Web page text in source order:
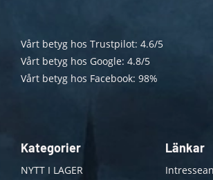
Vårt betyg hos Trustpilot: 4.6/5
Vårt betyg hos Google: 4.8/5
Vårt betyg hos Facebook: 98%
Kategorier
NYTT I LAGER
Länkar